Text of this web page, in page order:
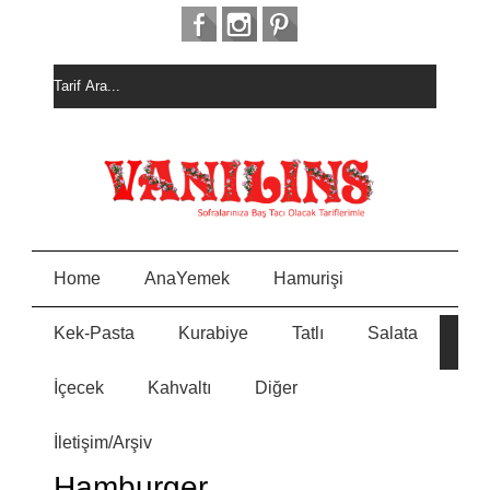
Home AnaYemek Hamurişi
Kek-Pasta Kurabiye Tatlı Salata
İçecek Kahvaltı Diğer
İletişim/Arşiv